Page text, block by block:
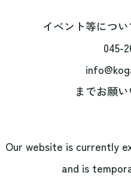
イベント等につ
045-
までお願い
Our website is currently
and is